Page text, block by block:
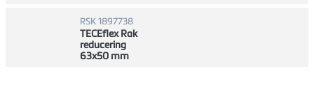
RSK 1897738
TECEflex Rak
reducering
63x50 mm